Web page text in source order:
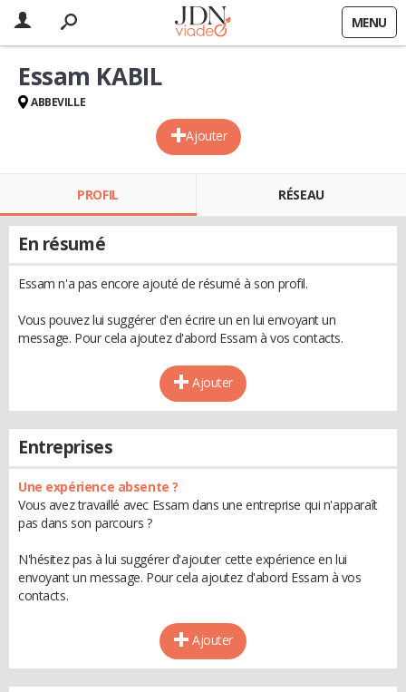
MENU
Ajouter
Essam KABIL
ABBEVILLE
PROFIL RÉSEAU
En résumé
Essam n'a pas encore ajouté de résumé à son profil.
Vous pouvez lui suggérer d'en écrire un en lui envoyant un
message. Pour cela ajoutez d'abord Essam à vos contacts.
Ajouter
Entreprises
Une expérience absente ?
Vous avez travaillé avec Essam dans une entreprise qui n'apparaît
pas dans son parcours ?
N'hésitez pas à lui suggérer d'ajouter cette expérience en lui
envoyant un message. Pour cela ajoutez d'abord Essam à vos
contacts.
Ajouter